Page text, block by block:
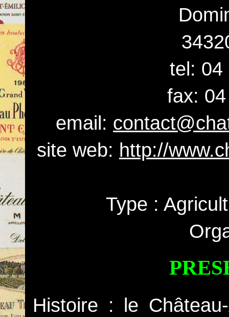
tel: 04
fax:
email:
site web: http://
Type :
Histoire : le